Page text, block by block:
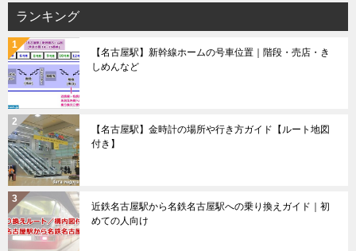
ランキング
【名古屋駅】新幹線ホームの号車位置｜階段・売店・き
しめんなど
【名古屋駅】金時計の場所や行き方ガイド【ルート地図
付き】
近鉄名古屋駅から名鉄名古屋駅への乗り換えガイド｜初
めての人向け